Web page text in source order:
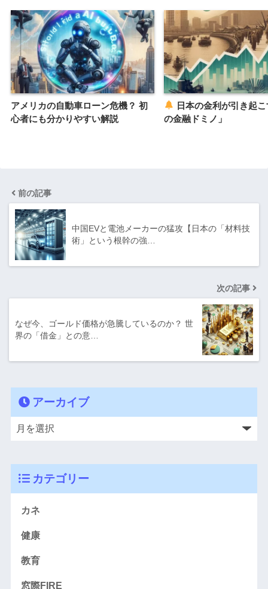
アメリカの自動車ローン危機？ 初
心者にも分かりやすい解説
日本の金利が引き起
の金融ドミノ」
前の記事
中国EVと電池メーカーの猛攻【日本の「材料技
術」という根幹の強…
次の記事
なぜ今、ゴールド価格が急騰しているのか？ 世
界の「借金」との意…
アーカイブ
カテゴリー
カネ
健康
教育
窓際FIRE